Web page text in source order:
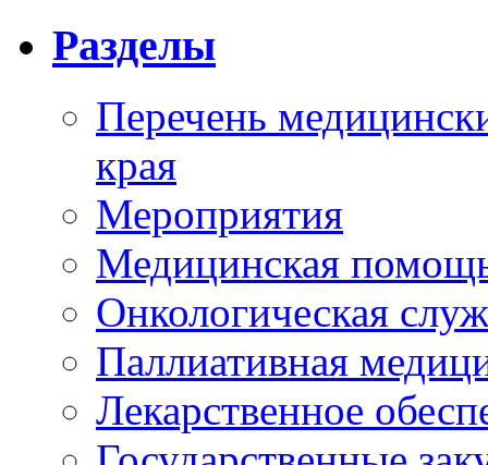
Разделы
Перечень
края
Мероприятия
Медицинская
Онкологическая
Паллиативная
Лекарственное